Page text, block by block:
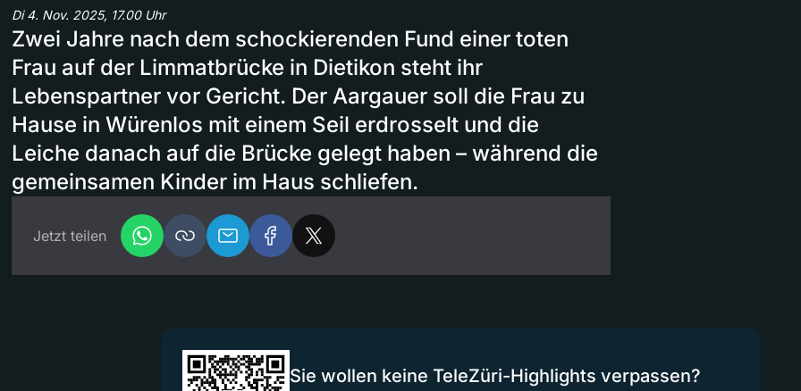
Di 4. Nov. 2025, 17.00 Uhr
Zwei Jahre nach dem schockierenden Fund einer toten
Frau auf der Limmatbrücke in Dietikon steht ihr
Lebenspartner vor Gericht. Der Aargauer soll die Frau zu
Hause in Würenlos mit einem Seil erdrosselt und die
Leiche danach auf die Brücke gelegt haben – während die
gemeinsamen Kinder im Haus schliefen.
Jetzt teilen
Sie wollen keine TeleZüri-Highlights verpassen?